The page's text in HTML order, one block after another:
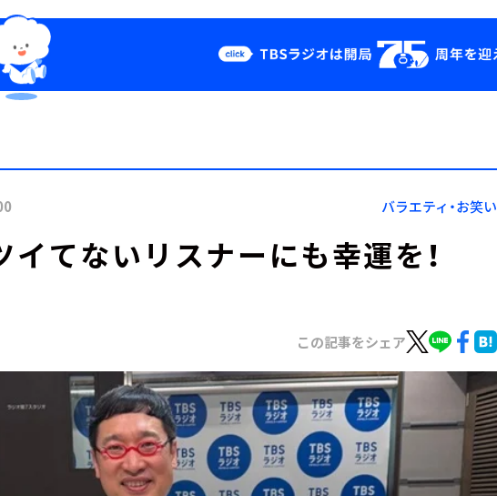
Podcast
YouTube
会社情報
バラエティ・お笑い
イてないリスナーにも幸運を！
この記事をシェア